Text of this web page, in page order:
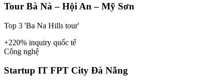
Tour Bà Nà – Hội An – Mỹ Sơn
Top 3 'Ba Na Hills tour'
+220% inquiry quốc tế
Công nghệ
Startup IT FPT City Đà Nẵng